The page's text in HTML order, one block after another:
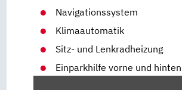
Navigationssystem
Klimaautomatik
Sitz- und Lenkradheizung
Einparkhilfe vorne und hinten